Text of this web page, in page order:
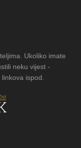
Ukoliko imate
neku vijest -
ispod.